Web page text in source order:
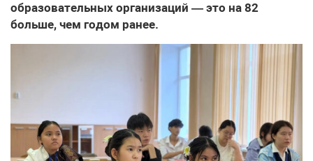
образовательных организаций — это на 82
больше, чем годом ранее.